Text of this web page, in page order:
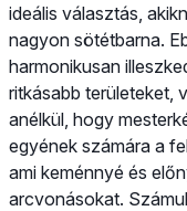
ideális választás,
nagyon sötétbarna.
harmonikusan
ritkásabb területeket,
anélkül, hogy
egyének számára a
ami keménnyé és
arcvonásokat.